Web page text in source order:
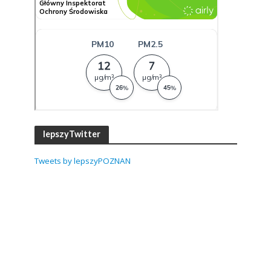
lepszyTwitter
Tweets by lepszyPOZNAN